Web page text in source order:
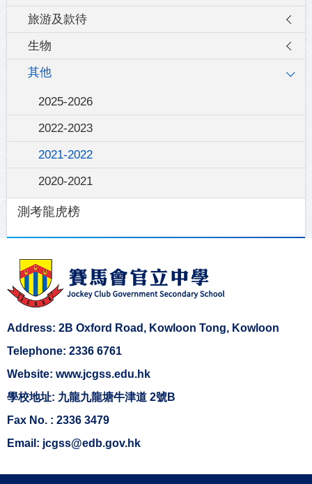
旅游及款待
生物
其他
2025-2026
2022-2023
2021-2022
2020-2021
測考龍虎榜
Address: 2B Oxford Road, Kowloon Tong, Kowloon
Telephone: 2336 6761
Website: www.jcgss.edu.hk
學校地址: 九龍九龍塘牛津道 2號B
Fax No. : 2336 3479
Email: jcgss@edb.gov.hk